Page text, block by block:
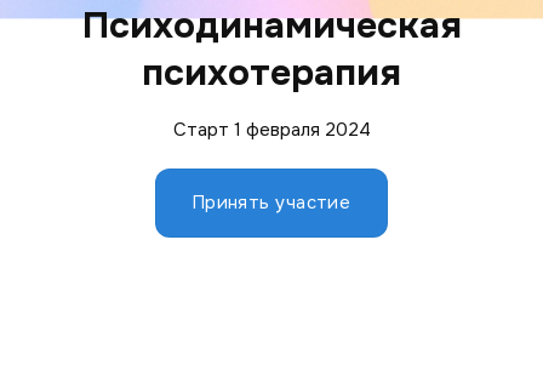
Психодинамическая
психотерапия
Старт 1 февраля 2024
Принять участие